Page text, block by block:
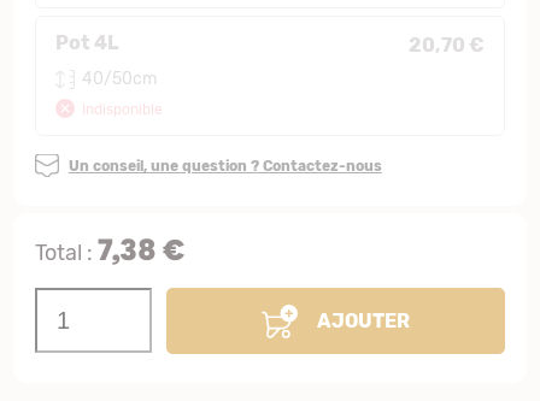
Pot 4L 20,70 €
40/50cm
Indisponible
Un conseil, une question ? Contactez-nous
Total : 7,38 €
AJOUTER